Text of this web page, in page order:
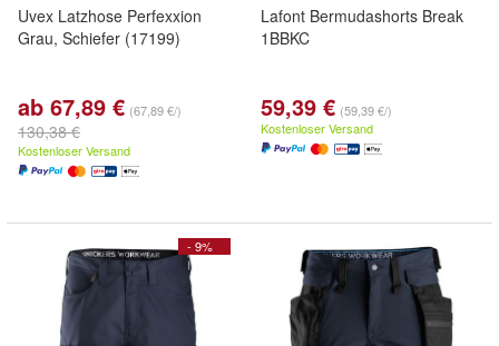
Uvex Latzhose Perfexxion
Grau, Schiefer (17199)
ab 67,89 € (67,89 €/)
130,38 €
Kostenloser Versand
Lafont Bermudashorts Break
1BBKC
59,39 € (59,39 €/)
Kostenloser Versand
- 9%